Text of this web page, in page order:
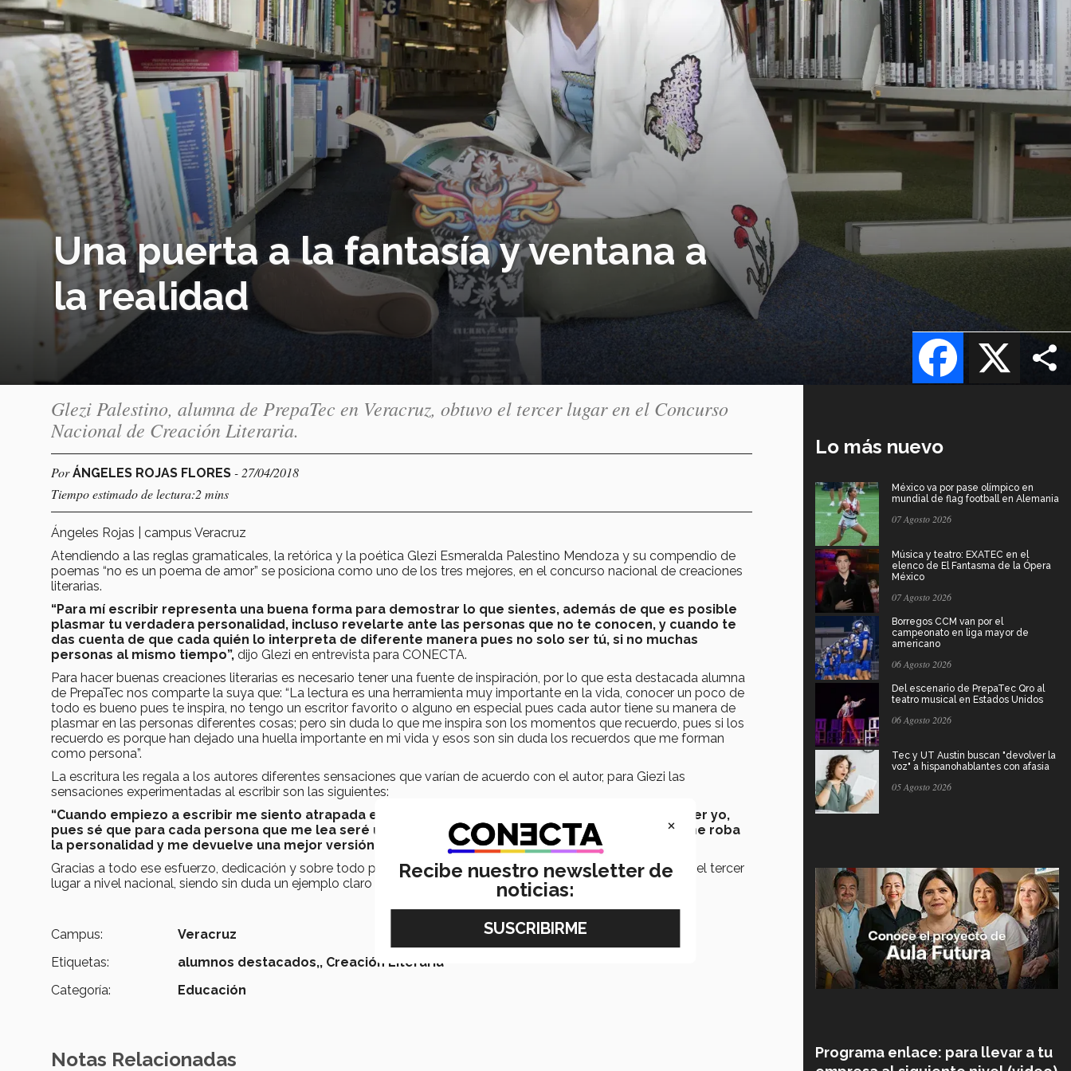
Una puerta a la fantasía y ventana a
la realidad
X
Facebook
Glezi Palestino, alumna de PrepaTec en Veracruz, obtuvo el tercer lugar en el Concurso
Nacional de Creación Literaria.
PorÁNGELES ROJAS FLORES - 27/04/2018
Tiempo estimado de lectura:2 mins
Ángeles Rojas | campus Veracruz
Atendiendo a las reglas gramaticales, la retórica y la poética Glezi Esmeralda Palestino Mendoza y su compendio de
poemas “no es un poema de amor” se posiciona como uno de los tres mejores, en el concurso nacional de creaciones
literarias.
“Para mí escribir representa una buena forma para demostrar lo que sientes, además de que es posible
plasmar tu verdadera personalidad, incluso revelarte ante las personas que no te conocen, y cuando te
das cuenta de que cada quién lo interpreta de diferente manera pues no solo ser tú, si no muchas
personas al mismo tiempo”, dijo Glezi en entrevista para CONECTA.
Para hacer buenas creaciones literarias es necesario tener una fuente de inspiración, por lo que esta destacada alumna
de PrepaTec nos comparte la suya que: “La lectura es una herramienta muy importante en la vida, conocer un poco de
todo es bueno pues te inspira, no tengo un escritor favorito o alguno en especial pues cada autor tiene su manera de
plasmar en las personas diferentes cosas; pero sin duda lo que me inspira son los momentos que recuerdo, pues si los
recuerdo es porque han dejado una huella importante en mi vida y esos son sin duda los recuerdos que me forman
como persona”.
La escritura les regala a los autores diferentes sensaciones que varían de acuerdo con el autor, para Giezi las
sensaciones experimentadas al escribir son las siguientes:
“Cuando empiezo a escribir me siento atrapada en una historia donde yo soy la protagonista sin ser yo,
pues sé que para cada persona que me lea seré una persona totalmente diferente, la escritura me roba
la personalidad y me devuelve una mejor versión de mí”
, destaca.
Gracias a todo ese esfuerzo, dedicación y sobre todo pasión por la escritura Giezi palestino fue premiada con el tercer
lugar a nivel nacional, siendo sin duda un ejemplo claro de que los sueños no tienen límite.
Campus:
Veracruz
Etiquetas:
alumnos destacados,, Creación Literaria
Categoría:
Educación
Notas Relacionadas
Lo más nuevo
México va por pase olímpico en
mundial de flag football en Alemania
07 Agosto 2026
Música y teatro: EXATEC en el
elenco de El Fantasma de la Ópera
México
07 Agosto 2026
Borregos CCM van por el
campeonato en liga mayor de
americano
06 Agosto 2026
Del escenario de PrepaTec Qro al
teatro musical en Estados Unidos
06 Agosto 2026
Tec y UT Austin buscan "devolver la
voz" a hispanohablantes con afasia
05 Agosto 2026
Programa enlace: para llevar a tu
×
Recibe nuestro newsletter de
noticias: